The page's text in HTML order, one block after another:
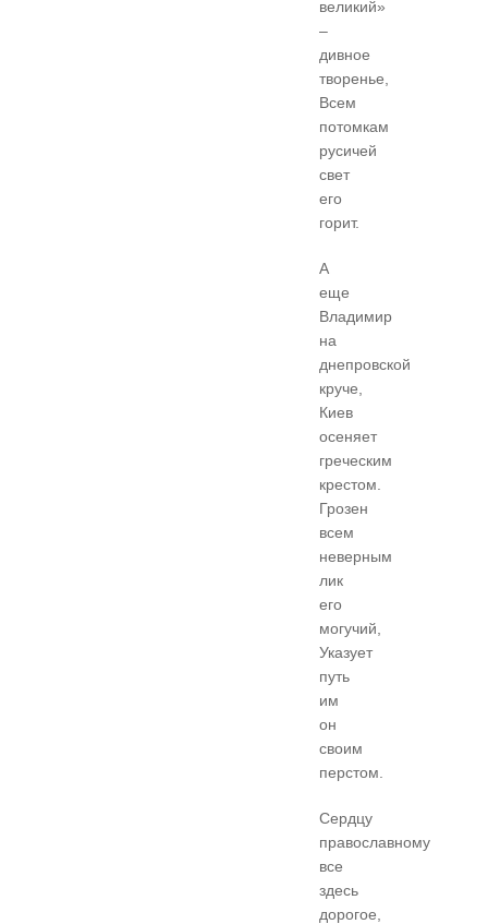
великий»
–
дивное
творенье,
Всем
потомкам
русичей
свет
его
горит.
А
еще
Владимир
на
днепровской
круче,
Киев
осеняет
греческим
крестом.
Грозен
всем
неверным
лик
его
могучий,
Указует
путь
им
он
своим
перстом.
Сердцу
православному
все
здесь
дорогое,